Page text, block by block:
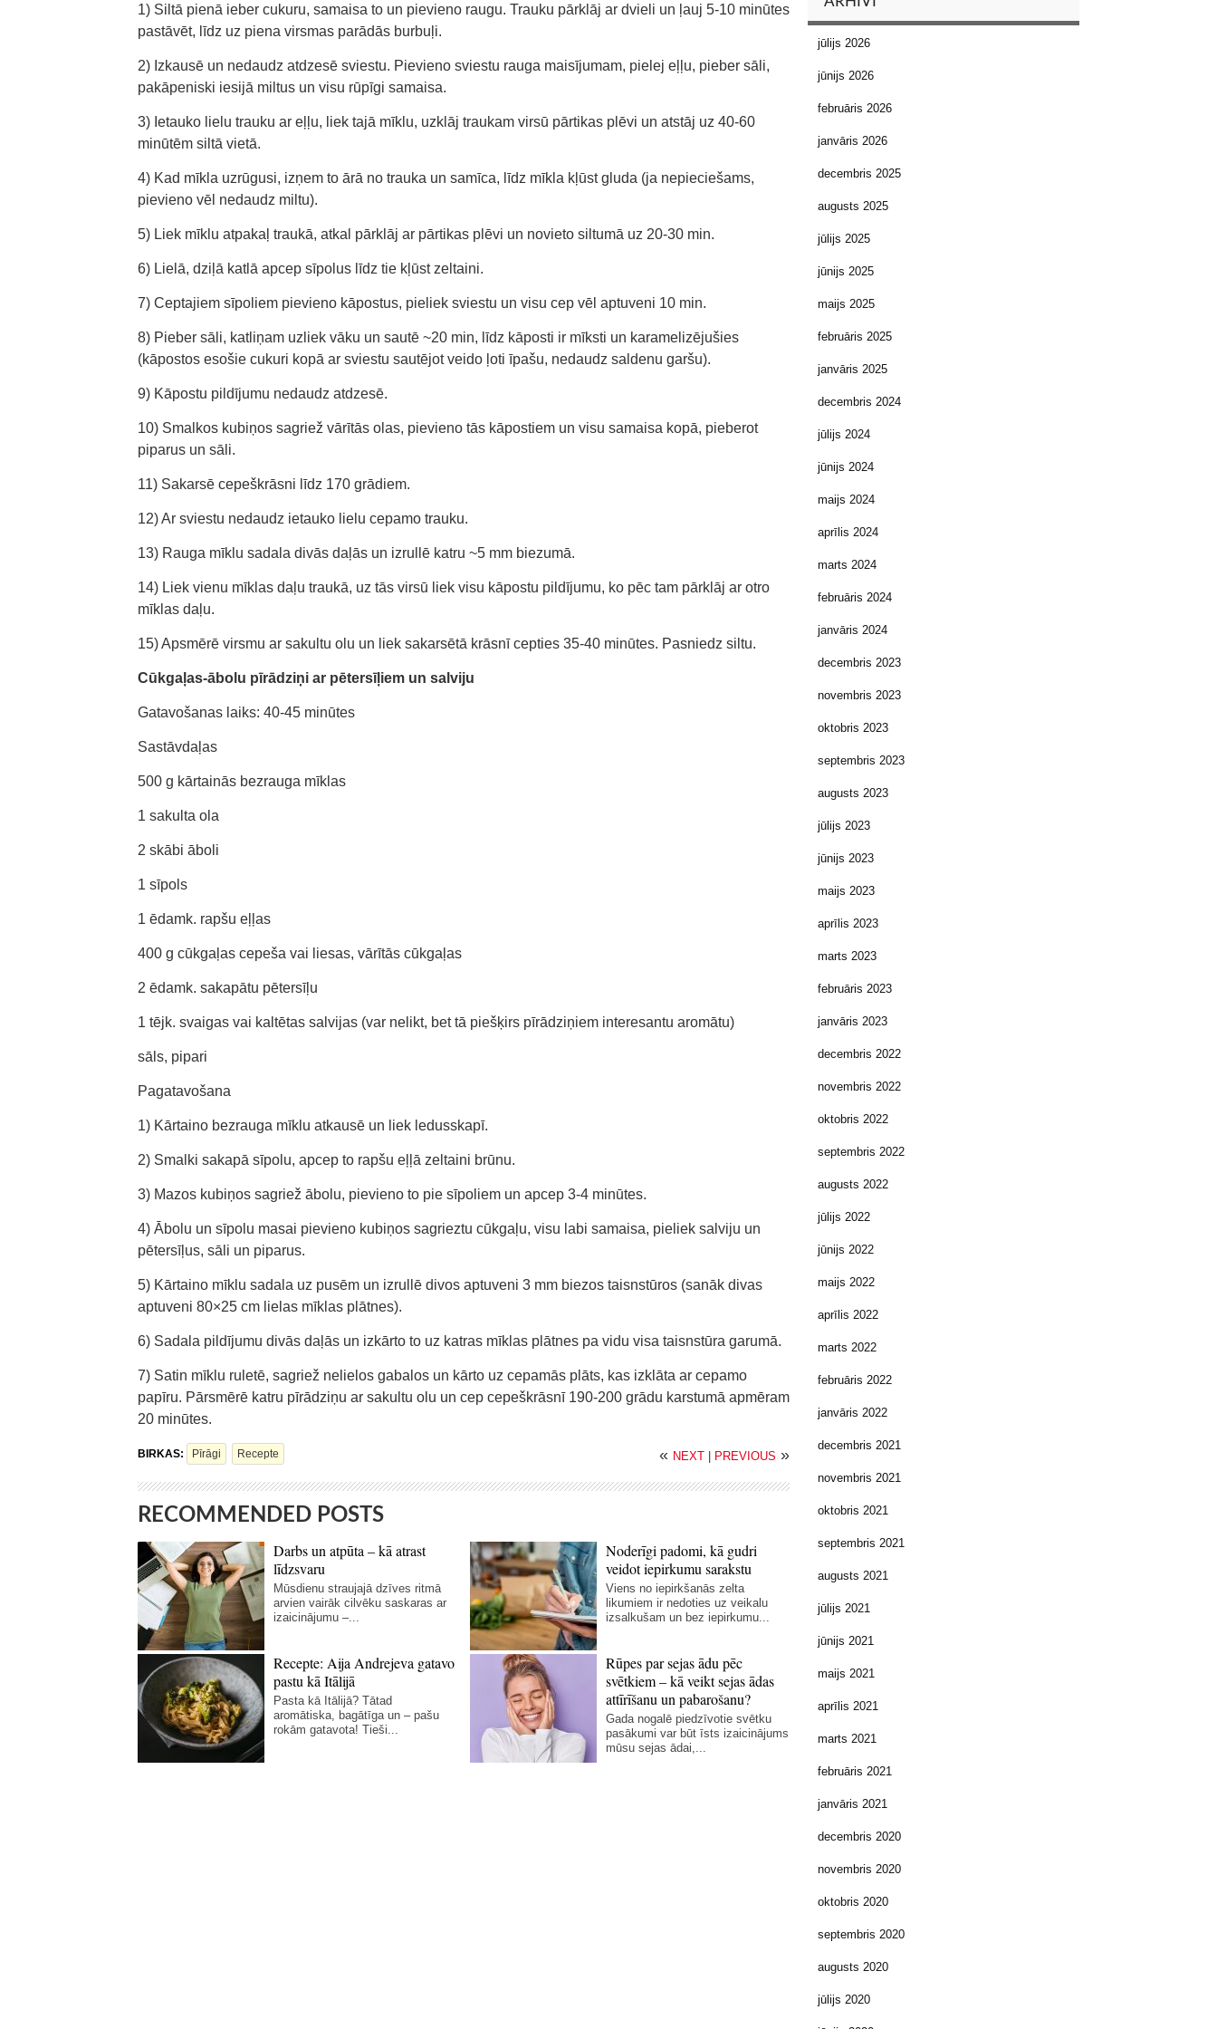
1) Siltā pienā ieber cukuru, samaisa to un pievieno raugu. Trauku pārklāj ar dvieli un ļauj 5-10 minūtes
pastāvēt, līdz uz piena virsmas parādās burbuļi.
2) Izkausē un nedaudz atdzesē sviestu. Pievieno sviestu rauga maisījumam, pielej eļļu, pieber sāli,
pakāpeniski iesijā miltus un visu rūpīgi samaisa.
3) Ietauko lielu trauku ar eļļu, liek tajā mīklu, uzklāj traukam virsū pārtikas plēvi un atstāj uz 40-60
minūtēm siltā vietā.
4) Kad mīkla uzrūgusi, izņem to ārā no trauka un samīca, līdz mīkla kļūst gluda (ja nepieciešams,
pievieno vēl nedaudz miltu).
5) Liek mīklu atpakaļ traukā, atkal pārklāj ar pārtikas plēvi un novieto siltumā uz 20-30 min.
6) Lielā, dziļā katlā apcep sīpolus līdz tie kļūst zeltaini.
7) Ceptajiem sīpoliem pievieno kāpostus, pieliek sviestu un visu cep vēl aptuveni 10 min.
8) Pieber sāli, katliņam uzliek vāku un sautē ~20 min, līdz kāposti ir mīksti un karamelizējušies
(kāpostos esošie cukuri kopā ar sviestu sautējot veido ļoti īpašu, nedaudz saldenu garšu).
9) Kāpostu pildījumu nedaudz atdzesē.
10) Smalkos kubiņos sagriež vārītās olas, pievieno tās kāpostiem un visu samaisa kopā, pieberot
piparus un sāli.
11) Sakarsē cepeškrāsni līdz 170 grādiem.
12) Ar sviestu nedaudz ietauko lielu cepamo trauku.
13) Rauga mīklu sadala divās daļās un izrullē katru ~5 mm biezumā.
14) Liek vienu mīklas daļu traukā, uz tās virsū liek visu kāpostu pildījumu, ko pēc tam pārklāj ar otro
mīklas daļu.
15) Apsmērē virsmu ar sakultu olu un liek sakarsētā krāsnī cepties 35-40 minūtes. Pasniedz siltu.
Cūkgaļas-ābolu pīrādziņi ar pētersīļiem un salviju
Gatavošanas laiks: 40-45 minūtes
Sastāvdaļas
500 g kārtainās bezrauga mīklas
1 sakulta ola
2 skābi āboli
1 sīpols
1 ēdamk. rapšu eļļas
400 g cūkgaļas cepeša vai liesas, vārītās cūkgaļas
2 ēdamk. sakapātu pētersīļu
1 tējk. svaigas vai kaltētas salvijas (var nelikt, bet tā piešķirs pīrādziņiem interesantu aromātu)
sāls, pipari
Pagatavošana
1) Kārtaino bezrauga mīklu atkausē un liek ledusskapī.
2) Smalki sakapā sīpolu, apcep to rapšu eļļā zeltaini brūnu.
3) Mazos kubiņos sagriež ābolu, pievieno to pie sīpoliem un apcep 3-4 minūtes.
4) Ābolu un sīpolu masai pievieno kubiņos sagrieztu cūkgaļu, visu labi samaisa, pieliek salviju un
pētersīļus, sāli un piparus.
5) Kārtaino mīklu sadala uz pusēm un izrullē divos aptuveni 3 mm biezos taisnstūros (sanāk divas
aptuveni 80×25 cm lielas mīklas plātnes).
6) Sadala pildījumu divās daļās un izkārto to uz katras mīklas plātnes pa vidu visa taisnstūra garumā.
7) Satin mīklu ruletē, sagriež nelielos gabalos un kārto uz cepamās plāts, kas izklāta ar cepamo
papīru. Pārsmērē katru pīrādziņu ar sakultu olu un cep cepeškrāsnī 190-200 grādu karstumā apmēram
20 minūtes.
BIRKAS: Pīrāgi Recepte « NEXT PREVIOUS »
RECOMMENDED POSTS
Darbs un atpūta – kā atrast
līdzsvaru
Mūsdienu straujajā dzīves ritmā
arvien vairāk cilvēku saskaras ar
izaicinājumu –...
Noderīgi padomi, kā gudri
veidot iepirkumu sarakstu
Viens no iepirkšanās zelta
likumiem ir nedoties uz veikalu
izsalkušam un bez iepirkumu...
Recepte: Aija Andrejeva gatavo
pastu kā Itālijā
Pasta kā Itālijā? Tātad
aromātiska, bagātīga un – pašu
rokām gatavota! Tieši...
Rūpes par sejas ādu pēc
svētkiem – kā veikt sejas ādas
attīrīšanu un pabarošanu?
Gada nogalē piedzīvotie svētku
pasākumi var būt īsts izaicinājums
mūsu sejas ādai,...
jūlijs 2026
jūnijs 2026
februāris 2026
janvāris 2026
decembris 2025
augusts 2025
jūlijs 2025
jūnijs 2025
maijs 2025
februāris 2025
janvāris 2025
decembris 2024
jūlijs 2024
jūnijs 2024
maijs 2024
aprīlis 2024
marts 2024
februāris 2024
janvāris 2024
decembris 2023
novembris 2023
oktobris 2023
septembris 2023
augusts 2023
jūlijs 2023
jūnijs 2023
maijs 2023
aprīlis 2023
marts 2023
februāris 2023
janvāris 2023
decembris 2022
novembris 2022
oktobris 2022
septembris 2022
augusts 2022
jūlijs 2022
jūnijs 2022
maijs 2022
aprīlis 2022
marts 2022
februāris 2022
janvāris 2022
decembris 2021
novembris 2021
oktobris 2021
septembris 2021
augusts 2021
jūlijs 2021
jūnijs 2021
maijs 2021
aprīlis 2021
marts 2021
februāris 2021
janvāris 2021
decembris 2020
novembris 2020
oktobris 2020
septembris 2020
augusts 2020
jūlijs 2020